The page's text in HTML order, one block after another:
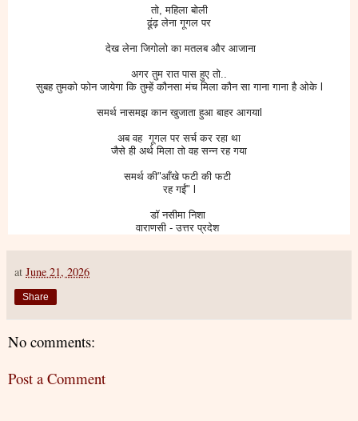
तो, महिला बोली
ढूंढ़ लेना गूगल पर
देख लेना जिगोलो का मतलब और आजाना
अगर तुम रात पास हुए तो..
सुबह तुमको फोन जायेगा कि तुम्हें कौनसा मंच मिला कौन सा गाना गाना है ओके l
समर्थ नासमझ कान खुजाता हुआ बाहर आगयाl
अब वह गूगल पर सर्च कर रहा था
जैसे ही अर्थ मिला तो वह सन्न रह गया
समर्थ की"आँखे फटी की फटी
रह गईं" l
डॉ नसीमा निशा
वाराणसी - उत्तर प्रदेश
at June 21, 2026
Share
No comments:
Post a Comment